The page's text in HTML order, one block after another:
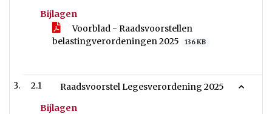
Bijlagen
Voorblad - Raadsvoorstellen
belastingverordeningen 2025
136 KB
2.1
Raadsvoorstel Legesverordening 2025
Bijlagen